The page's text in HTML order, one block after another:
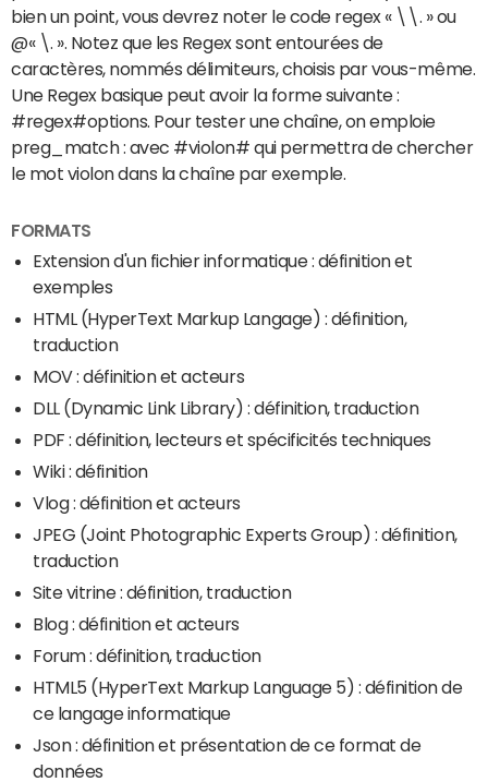
bien un point, vous devrez noter le code regex « \\. » ou
@« \. ». Notez que les Regex sont entourées de
caractères, nommés délimiteurs, choisis par vous-même.
Une Regex basique peut avoir la forme suivante :
#regex#options. Pour tester une chaîne, on emploie
preg_match : avec #violon# qui permettra de chercher
le mot violon dans la chaîne par exemple.
FORMATS
Extension d'un fichier informatique : définition et
exemples
HTML (HyperText Markup Langage) : définition,
traduction
MOV : définition et acteurs
DLL (Dynamic Link Library) : définition, traduction
PDF : définition, lecteurs et spécificités techniques
Wiki : définition
Vlog : définition et acteurs
JPEG (Joint Photographic Experts Group) : définition,
traduction
Site vitrine : définition, traduction
Blog : définition et acteurs
Forum : définition, traduction
HTML5 (HyperText Markup Language 5) : définition de
ce langage informatique
Json : définition et présentation de ce format de
données